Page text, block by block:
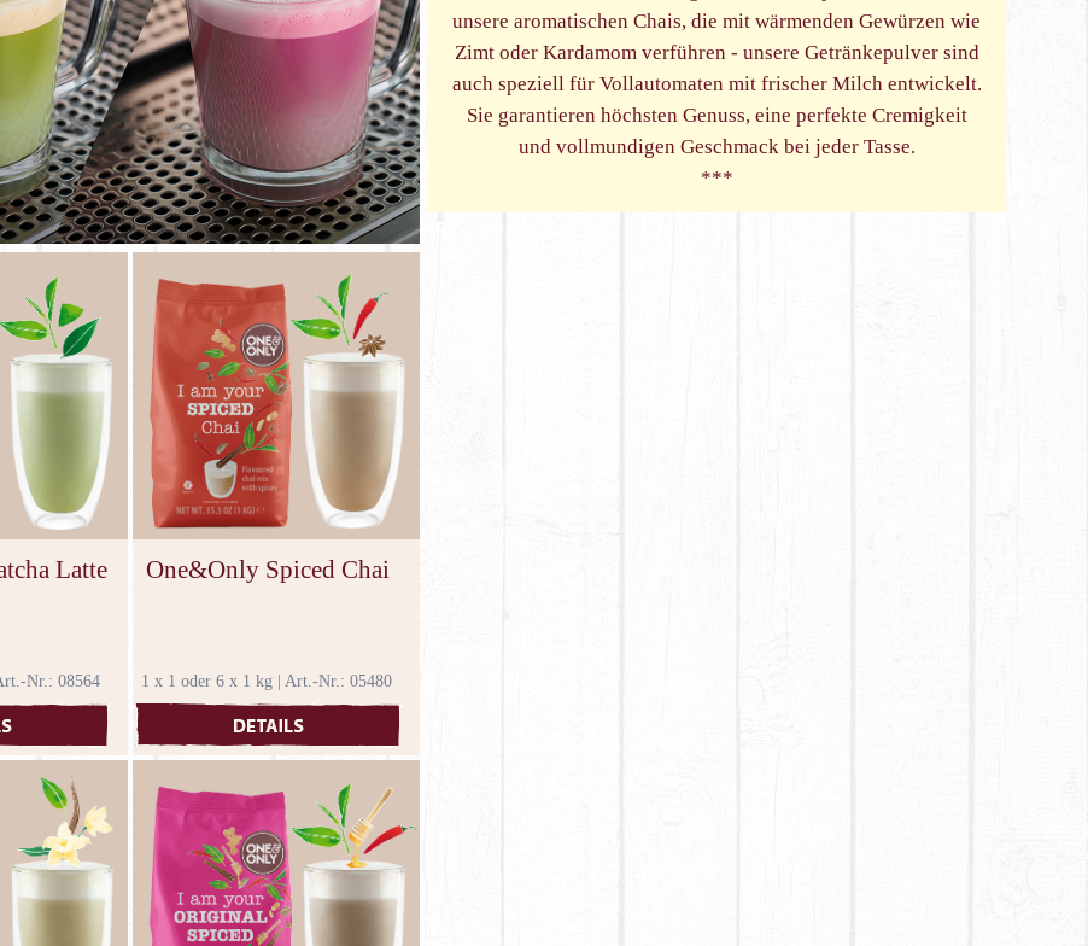
unsere aromatischen Chais, die mit wärmenden Gewürzen wie
Zimt oder Kardamom verführen - unsere Getränkepulver sind
auch speziell für Vollautomaten mit frischer Milch entwickelt.
Sie garantieren höchsten Genuss, eine perfekte Cremigkeit
und vollmundigen Geschmack bei jeder Tasse.
***
Latte
Nr.: 08564
One&Only Spiced Chai
1 x 1 oder 6 x 1 kg | Art.-Nr.: 05480